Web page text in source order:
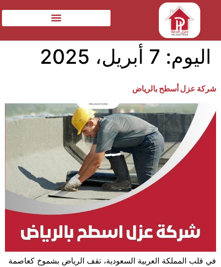
اليوم: 7 أبريل، 2025
شركة عزل أسطح بالرياض
في قلب المملكة العربية السعودية، تقف الرياض بشموخ كعاصمة